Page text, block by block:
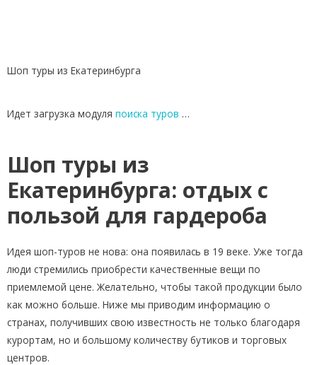
Шоп туры из Екатеринбурга
Идет загрузка модуля поиска туров …
Шоп туры из
Екатеринбурга: отдых с
пользой для гардероба
Идея шоп-туров не нова: она появилась в 19 веке. Уже тогда
люди стремились приобрести качественные вещи по
приемлемой цене. Желательно, чтобы такой продукции было
как можно больше. Ниже мы приводим информацию о
странах, получивших свою известность не только благодаря
курортам, но и большому количеству бутиков и торговых
центров.